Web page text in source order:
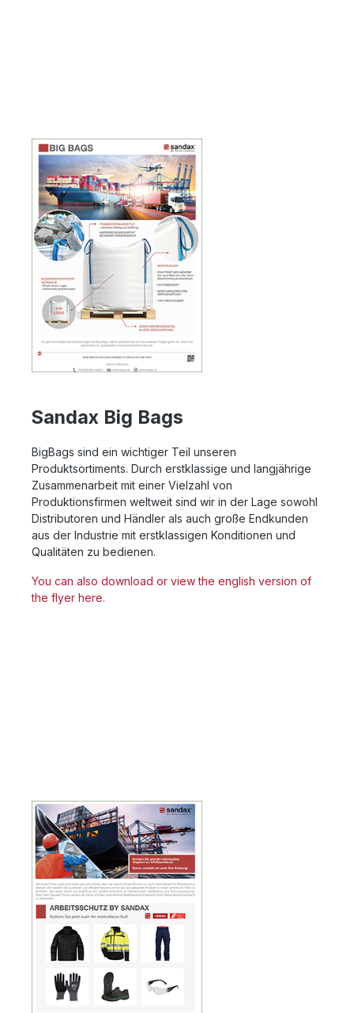
Sandax Big Bags
BigBags sind ein wichtiger Teil unseren
Produktsortiments. Durch erstklassige und langjährige
Zusammenarbeit mit einer Vielzahl von
Produktionsfirmen weltweit sind wir in der Lage sowohl
Distributoren und Händler als auch große Endkunden
aus der Industrie mit erstklassigen Konditionen und
Qualitäten zu bedienen.
You can also download or view the english version of
the flyer here.